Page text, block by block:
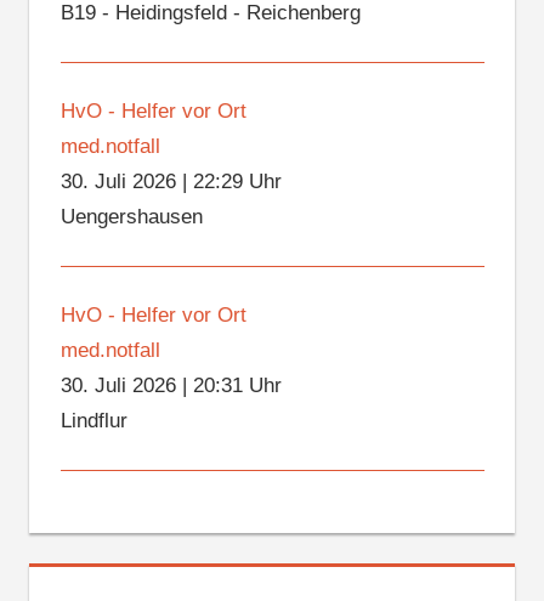
B19 - Heidingsfeld - Reichenberg
HvO - Helfer vor Ort
med.notfall
30. Juli 2026| 22:29 Uhr
Uengershausen
HvO - Helfer vor Ort
med.notfall
30. Juli 2026| 20:31 Uhr
Lindflur